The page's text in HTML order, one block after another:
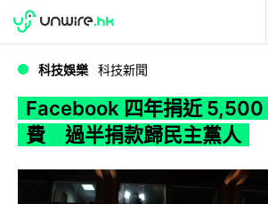
WWDC 2026
科技娛樂 科技新聞
Facebook 四年捐近 5,500
費 過半捐款歸民主黨人